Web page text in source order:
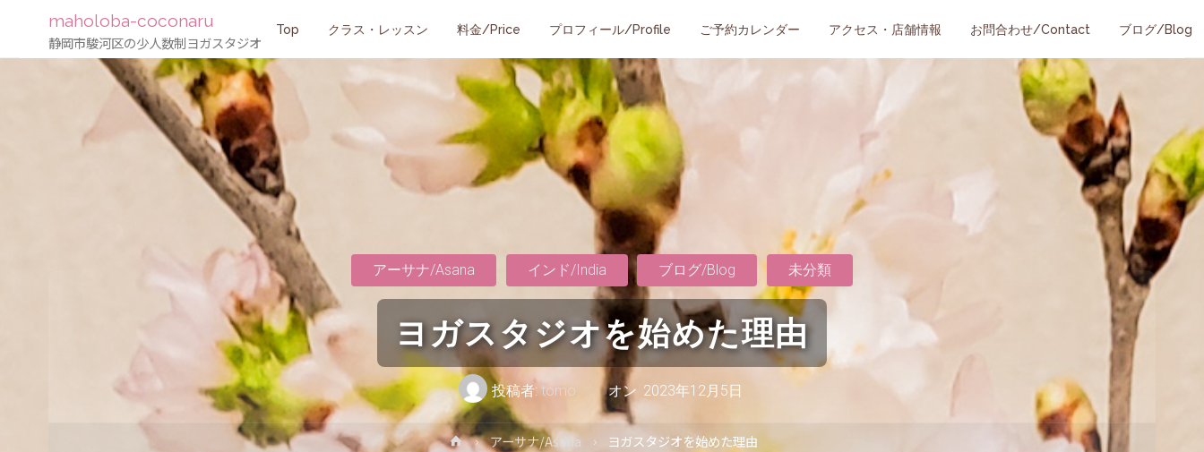
maholoba-coconaru
静岡市駿河区の少人数制ヨガスタジオ
コ Top クラス・レッスン 料金/Price プロフィール/Profile ご予約カレンダー アクセス・店舗情報 お問合わせ/Contact ブログ/Blog
ヨガスタジオを始めた理由
投稿者: tomo オン 2023年12月5日
アーサナ/Asana インド/India ブログ/Blog 未分類
ホ
アーサナ/Asana ヨガスタジオを始めた理由